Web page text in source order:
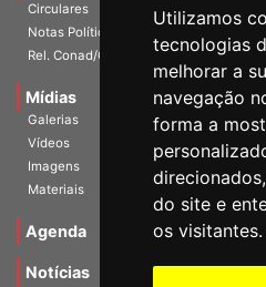
Utilizamos
tecnologias
melhorar a
navegação
forma a
do site e
os visitantes.
Circulares
Notas Políticas
Rel. Conad/Congresso
Mídias
Galerias
Vídeos
Imagens
Materiais
Agenda
Notícias